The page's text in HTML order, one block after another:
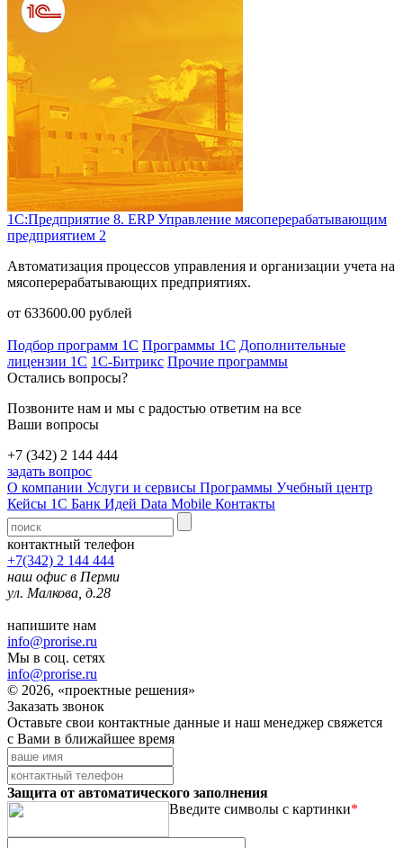
1С:Предприятие 8. ERP Управление мясоперерабатывающим
предприятием 2
Автоматизация процессов управления и организации учета на
мясоперерабатывающих предприятиях.
от 633600.00 рублей
Подбор программ 1С Программы 1С Дополнительные
лицензии 1С 1С-Битрикс Прочие программы
Остались вопросы?
Позвоните нам и мы с радостью ответим на все
Ваши вопросы
+7 (342) 2 144 444
задать вопрос
О компании Услуги и сервисы Программы Учебный центр
Кейсы 1С Банк Идей Data Mobile Контакты
контактный телефон
+7(342) 2 144 444
наш офис в Перми
ул. Малкова, д.28
напишите нам
info@prorise.ru
Мы в соц. сетях
info@prorise.ru
© 2026, «проектные решения»
Заказать звонок
Оставьте свои контактные данные и наш менеджер свяжется
с Вами в ближайшее время
Защита от автоматического заполнения
Введите символы с картинки*